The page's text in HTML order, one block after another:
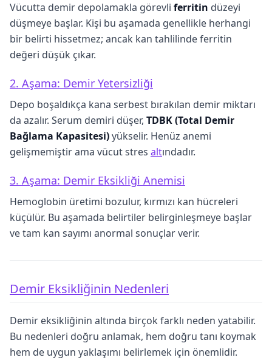
Vücutta demir depolamakla görevli ferritin düzeyi
düşmeye başlar. Kişi bu aşamada genellikle herhangi
bir belirti hissetmez; ancak kan tahlilinde ferritin
değeri düşük çıkar.
2. Aşama: Demir Yetersizliği
Depo boşaldıkça kana serbest bırakılan demir miktarı
da azalır. Serum demiri düşer, TDBK (Total Demir
Bağlama Kapasitesi)yükselir. Henüz anemi
gelişmemiştir ama vücut stres altındadır.
3. Aşama: Demir Eksikliği Anemisi
Hemoglobin üretimi bozulur, kırmızı kan hücreleri
küçülür. Bu aşamada belirtiler belirginleşmeye başlar
ve tam kan sayımı anormal sonuçlar verir.
Demir Eksikliğinin Nedenleri
Demir eksikliğinin altında birçok farklı neden yatabilir.
Bu nedenleri doğru anlamak, hem doğru tanı koymak
hem de uygun yaklaşımı belirlemek için önemlidir.